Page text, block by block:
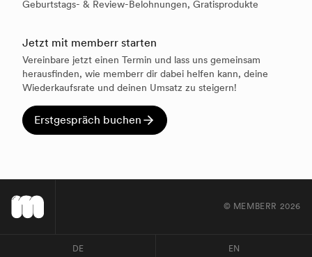
Geburtstags- & Review-Belohnungen, Gratisprodukte
Jetzt mit memberr starten
Vereinbare jetzt einen Termin und lass uns gemeinsam
herausfinden, wie memberr dir dabei helfen kann, deine
Wiederkaufsrate und deinen Umsatz zu steigern!
Erstgespräch buchen
© MEMBERR 2026
DE EN